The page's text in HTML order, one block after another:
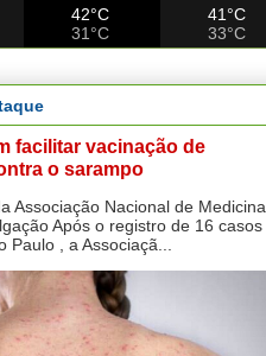
42°C
31°C
41°C
33°C
facilitar vacinação de
o sarampo
Associação Nacional de Medicina
Após o registro de 16 casos
, a Associaçã...